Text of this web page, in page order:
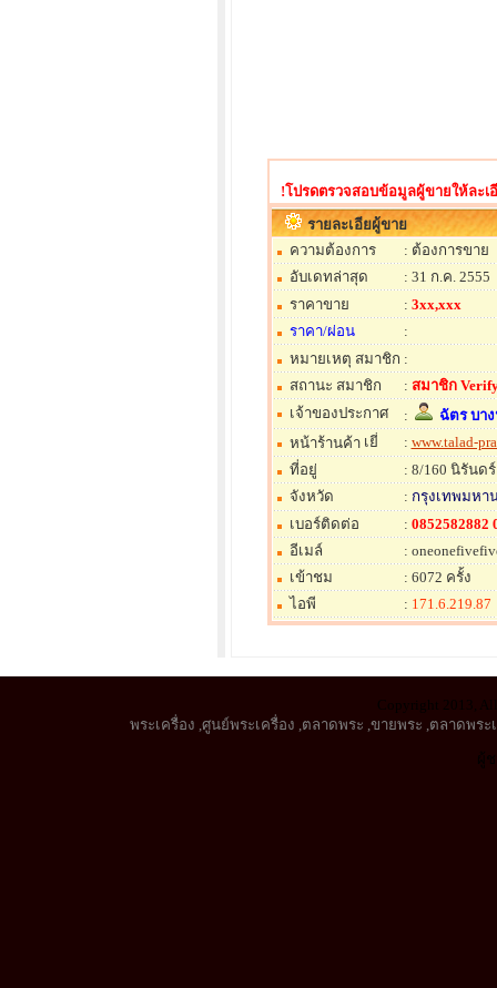
!โปรดตรวจสอบข้อมูลผู้ขายให้ละเ
รายละเอียผู้ขาย
ความต้องการ
: ต้องการขาย
อับเดทล่าสุด
: 31 ก.ค. 2555
ราคาขาย
: 3xx,xxx
ราคา/ผ่อน
:
หมายเหตุ สมาชิก :
สถานะ สมาชิก
: สมาชิก
เจ้าของประกาศ
:
ฉัตร บา
หน้าร้านค้า
: www.talad-
ที่อยู่
: 8/160 นิรันด
จังหวัด
: กรุงเทพมหา
เบอร์ติดต่อ
: 0852582882
อีเมล์
:
เข้าชม
: 6072 ครั้ง
ไอพี
: 171.6.219.87
Copyright 2013,
พระเครื่อง ,ศูนย์พระเครื่อง ,ตลาดพระ ,ขายพระ ,ตลาดพระ
ผู้